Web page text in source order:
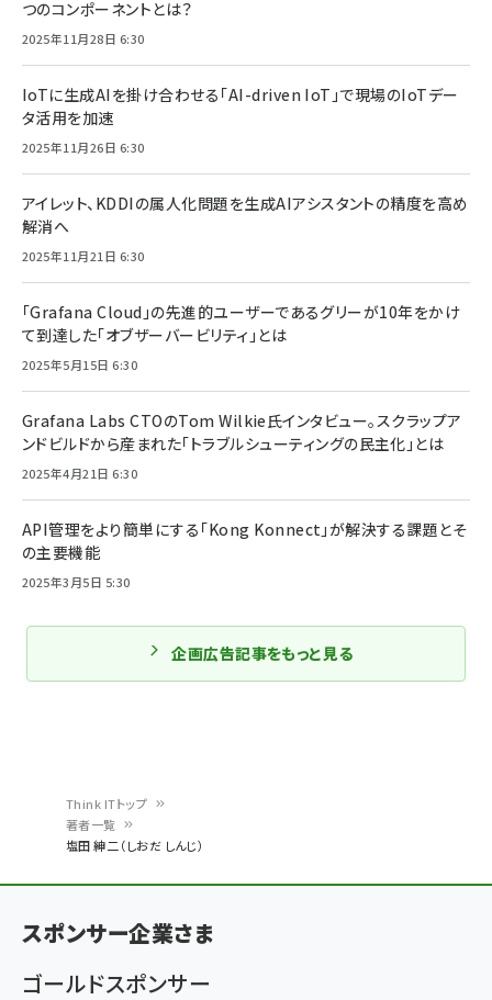
ン
く
ず
Think ITトップ
著者一覧
塩田 紳二（しおだ しんじ）
つのコンポーネントとは？
2025年11月28日 6:30
IoTに生成AIを掛け合わせる「AI-driven IoT」で現場のIoTデー
タ活用を加速
2025年11月26日 6:30
アイレット、KDDIの属人化問題を生成AIアシスタントの精度を高め
解消へ
2025年11月21日 6:30
「Grafana Cloud」の先進的ユーザーであるグリーが10年をかけ
て到達した「オブザーバービリティ」とは
2025年5月15日 6:30
Grafana Labs CTOのTom Wilkie氏インタビュー。スクラップア
ンドビルドから産まれた「トラブルシューティングの民主化」とは
2025年4月21日 6:30
API管理をより簡単にする「Kong Konnect」が解決する課題とそ
の主要機能
2025年3月5日 5:30
企画広告記事をもっと見る
スポンサー企業さま
ゴールドスポンサー